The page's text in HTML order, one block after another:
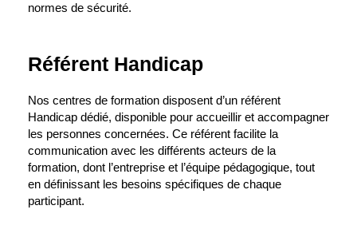
normes de sécurité.
Référent Handicap
Nos centres de formation disposent d’un référent
Handicap dédié, disponible pour accueillir et accompagner
les personnes concernées. Ce référent facilite la
communication avec les différents acteurs de la
formation, dont l’entreprise et l’équipe pédagogique, tout
en définissant les besoins spécifiques de chaque
participant.